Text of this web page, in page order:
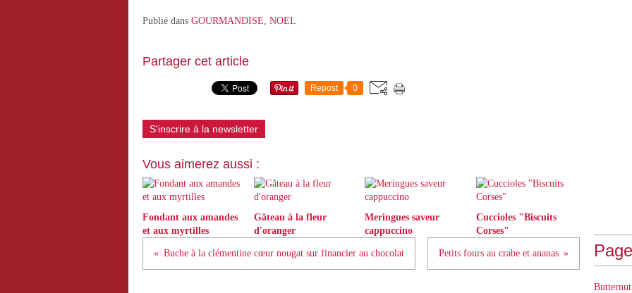
Publié dans GOURMANDISE, NOEL
Partager cet article
Repost 0
S'inscrire à la newsletter
Vous aimerez aussi :
Fondant aux amandes
et aux myrtilles
Gâteau à la fleur
d'oranger
Meringues saveur
cappuccino
Cuccioles "Biscuits
Corses"
Buche à la clémentine cœur nougat sur financier au chocolat Petits fours au crabe et ananas